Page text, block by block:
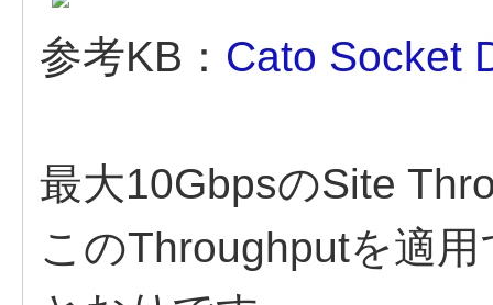
参考KB： Cato Socket
最大10GbpsのSite
このThroughputを適